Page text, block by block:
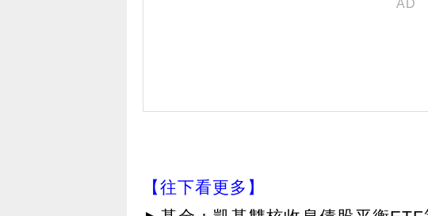
【往下看更多】